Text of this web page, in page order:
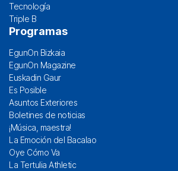
Tecnología
Triple B
Programas
EgunOn Bizkaia
EgunOn Magazine
Euskadin Gaur
Es Posible
Asuntos Exteriores
Boletines de noticias
¡Música, maestra!
La Emoción del Bacalao
Oye Cómo Va
La Tertulia Athletic